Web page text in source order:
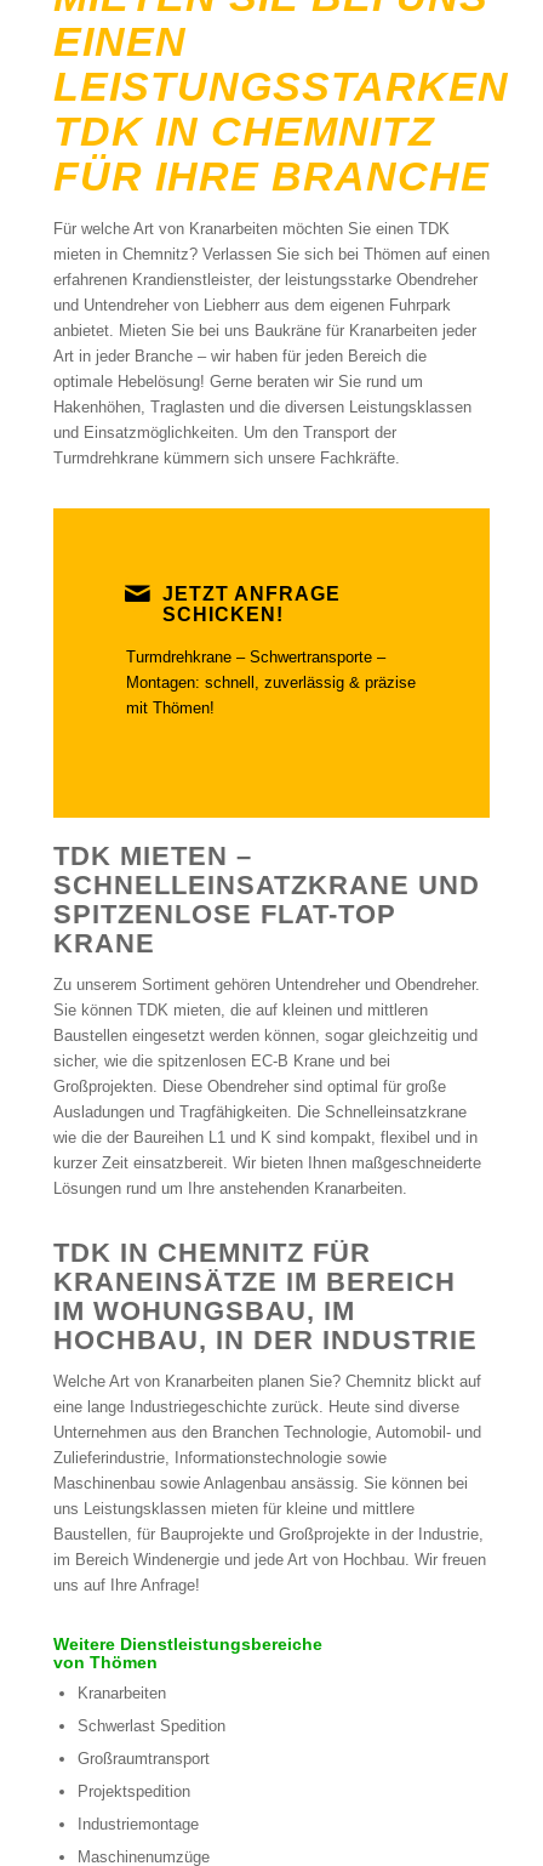
EINEN
LEISTUNGSSTARKEN
TDK IN CHEMNITZ
FÜR IHRE BRANCHE
Für welche Art von Kranarbeiten möchten Sie einen TDK
mieten in Chemnitz? Verlassen Sie sich bei Thömen auf einen
erfahrenen Krandienstleister, der leistungsstarke Obendreher
und Untendreher von Liebherr aus dem eigenen Fuhrpark
anbietet. Mieten Sie bei uns Baukräne für Kranarbeiten jeder
Art in jeder Branche – wir haben für jeden Bereich die
optimale Hebelösung! Gerne beraten wir Sie rund um
Hakenhöhen, Traglasten und die diversen Leistungsklassen
und Einsatzmöglichkeiten. Um den Transport der
Turmdrehkrane kümmern sich unsere Fachkräfte.
JETZT ANFRAGE
SCHICKEN!
Turmdrehkrane – Schwertransporte –
Montagen: schnell, zuverlässig & präzise
mit Thömen!
TDK MIETEN –
SCHNELLEINSATZKRANE UND
SPITZENLOSE FLAT-TOP
KRANE
Zu unserem Sortiment gehören Untendreher und Obendreher.
Sie können TDK mieten, die auf kleinen und mittleren
Baustellen eingesetzt werden können, sogar gleichzeitig und
sicher, wie die spitzenlosen EC-B Krane und bei
Großprojekten. Diese Obendreher sind optimal für große
Ausladungen und Tragfähigkeiten. Die Schnelleinsatzkrane
wie die der Baureihen L1 und K sind kompakt, flexibel und in
kurzer Zeit einsatzbereit. Wir bieten Ihnen maßgeschneiderte
Lösungen rund um Ihre anstehenden Kranarbeiten.
TDK IN CHEMNITZ FÜR
KRANEINSÄTZE IM BEREICH
IM WOHUNGSBAU, IM
HOCHBAU, IN DER INDUSTRIE
Welche Art von Kranarbeiten planen Sie? Chemnitz blickt auf
eine lange Industriegeschichte zurück. Heute sind diverse
Unternehmen aus den Branchen Technologie, Automobil- und
Zulieferindustrie, Informationstechnologie sowie
Maschinenbau sowie Anlagenbau ansässig. Sie können bei
uns Leistungsklassen mieten für kleine und mittlere
Baustellen, für Bauprojekte und Großprojekte in der Industrie,
im Bereich Windenergie und jede Art von Hochbau. Wir freuen
uns auf Ihre Anfrage!
Weitere Dienstleistungsbereiche
von Thömen
Kranarbeiten
Schwerlast Spedition
Großraumtransport
Projektspedition
Industriemontage
Maschinenumzüge